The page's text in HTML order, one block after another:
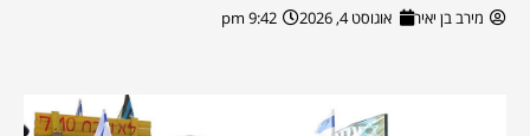
מירב בן יאיר אוגוסט 4, 2026 9:42 pm